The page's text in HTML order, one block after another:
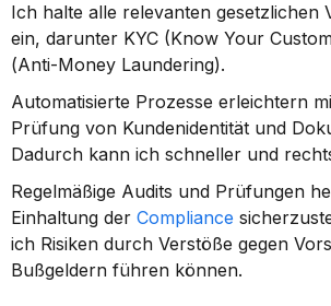
Ich halte alle relevanten gesetzlichen
ein, darunter KYC (Know Your
(Anti-Money Laundering).
Automatisierte Prozesse erleichtern
Prüfung von Kundenidentität und
Dadurch kann ich schneller und
Regelmäßige Audits und Prüfungen
Einhaltung der Compliance
ich Risiken durch Verstöße gegen
Bußgeldern führen können.